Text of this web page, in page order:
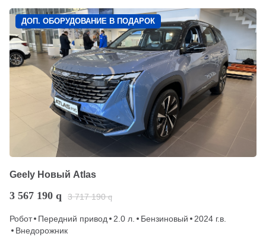
ДОП. ОБОРУДОВАНИЕ В ПОДАРОК
Geely Новый Atlas
3 567 190 q 3 717 190 q
Робот Передний привод 2.0 л. Бензиновый
2024 г.в.
Внедорожник